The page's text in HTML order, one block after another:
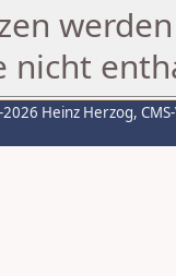
nicht
Heinz Herzog,